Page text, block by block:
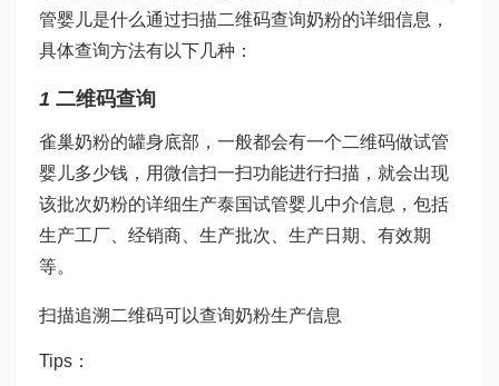
管婴儿是什么通过扫描二维码查询奶粉的详细信息，
具体查询方法有以下几种：
1 二维码查询
雀巢奶粉的罐身底部，一般都会有一个二维码做试管
婴儿多少钱 ，用微信扫一扫功能进行扫描，就会出现
该批次奶粉的详细生产泰国试管婴儿中介信息，包括
生产工厂、经销商、生产批次、生产日期、有效期
等。
扫描追溯二维码可以查询奶粉生产信息
Tips：